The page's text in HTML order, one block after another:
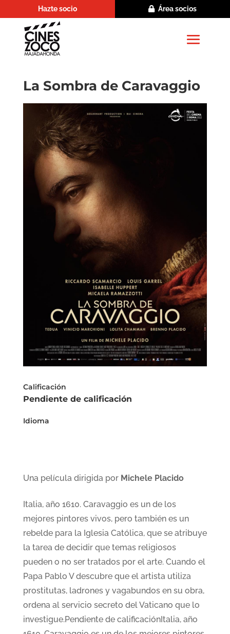
Hazte socio Área socios
La Sombra de Caravaggio
Calificación
Pendiente de calificación
Idioma
Una película dirigida por Michele Placido
Italia, año 1610. Caravaggio es un de los
mejores pintores vivos, pero también es un
rebelde para la Iglesia Católica, que se atribuye
la tarea de decidir que temas religiosos
pueden o no ser tratados por el arte. Cuando el
Papa Pablo V descubre que el artista utiliza
prostitutas, ladrones y vagabundos en su obra,
ordena al servicio secreto del Vaticano que lo
investigue.Pendiente de calificaciónItalia, año